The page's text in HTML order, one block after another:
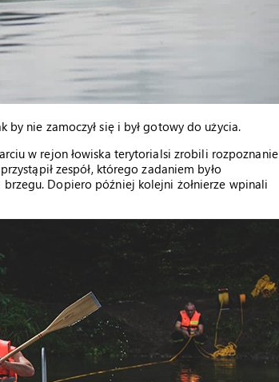
by nie zamoczył się i był gotowy do użycia.
w rejon łowiska terytorialsi zrobili rozpoznanie
zespół, którego zadaniem było
Dopiero później kolejni żołnierze wpinali